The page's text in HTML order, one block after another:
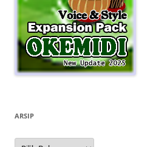
ARSIP
Arsip